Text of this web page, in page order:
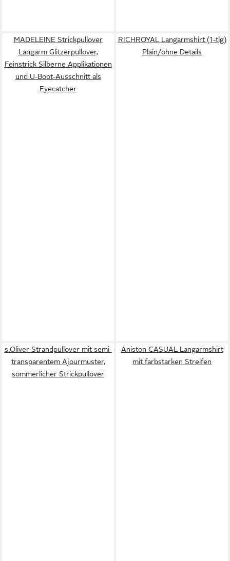
MADELEINE Strickpullover
Langarm Glitzerpullover,
Feinstrick Silberne Applikationen
und U-Boot-Ausschnitt als
Eyecatcher
RICHROYAL Langarmshirt (1-tlg)
Plain/ohne Details
s.Oliver Strandpullover mit semi-
transparentem Ajourmuster,
sommerlicher Strickpullover
Aniston CASUAL Langarmshirt
mit farbstarken Streifen